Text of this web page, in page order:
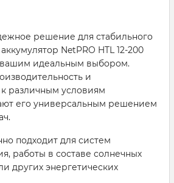
решение для стабильного
NetPRO HTL 12-200
вашим идеальным выбором.
и
различным условиям
его универсальным решением
подходит для систем
работы в составе солнечных
других энергетических